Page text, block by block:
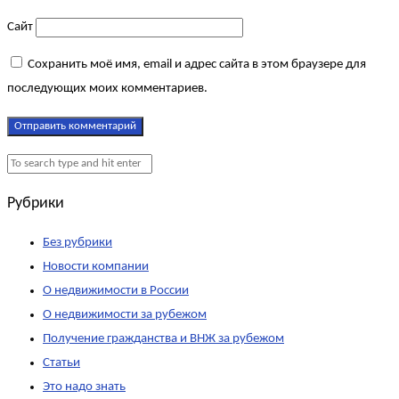
Сайт
Сохранить моё имя, email и адрес сайта в этом браузере для
последующих моих комментариев.
Рубрики
Без рубрики
Новости компании
О недвижимости в России
О недвижимости за рубежом
Получение гражданства и ВНЖ за рубежом
Статьи
Это надо знать